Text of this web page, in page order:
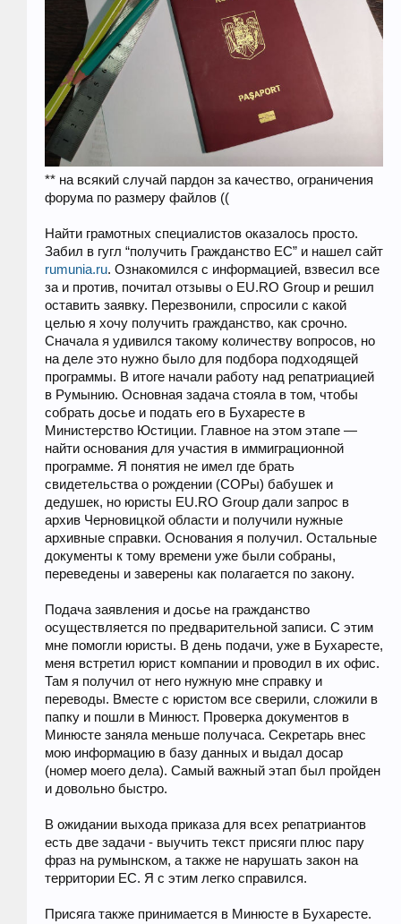
** на всякий случай пардон за качество, ограничения
форума по размеру файлов ((
Найти грамотных специалистов оказалось просто.
Забил в гугл “получить Гражданство ЕС” и нашел сайт
rumunia.ru. Ознакомился с информацией, взвесил все
за и против, почитал отзывы о EU.RO Group и решил
оставить заявку. Перезвонили, спросили с какой
целью я хочу получить гражданство, как срочно.
Сначала я удивился такому количеству вопросов, но
на деле это нужно было для подбора подходящей
программы. В итоге начали работу над репатриацией
в Румынию. Основная задача стояла в том, чтобы
собрать досье и подать его в Бухаресте в
Министерство Юстиции. Главное на этом этапе —
найти основания для участия в иммиграционной
программе. Я понятия не имел где брать
свидетельства о рождении (СОРы) бабушек и
дедушек, но юристы EU.RO Group дали запрос в
архив Черновицкой области и получили нужные
архивные справки. Основания я получил. Остальные
документы к тому времени уже были собраны,
переведены и заверены как полагается по закону.
Подача заявления и досье на гражданство
осуществляется по предварительной записи. С этим
мне помогли юристы. В день подачи, уже в Бухаресте,
меня встретил юрист компании и проводил в их офис.
Там я получил от него нужную мне справку и
переводы. Вместе с юристом все сверили, сложили в
папку и пошли в Минюст. Проверка документов в
Минюсте заняла меньше получаса. Секретарь внес
мою информацию в базу данных и выдал досар
(номер моего дела). Самый важный этап был пройден
и довольно быстро.
В ожидании выхода приказа для всех репатриантов
есть две задачи - выучить текст присяги плюс пару
фраз на румынском, а также не нарушать закон на
территории ЕС. Я с этим легко справился.
Присяга также принимается в Минюсте в Бухаресте.